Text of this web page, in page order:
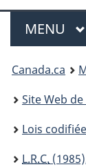
Menu
MENU
You
are
here:
Canada.ca
Site Web
Lois
L.R.C.